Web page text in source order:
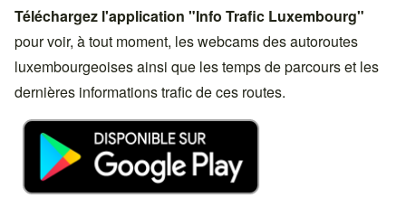
Close search
Téléchargez l'application "Info Trafic Luxembourg"
pour voir, à tout moment, les webcams des autoroutes
luxembourgeoises ainsi que les temps de parcours et les
dernières informations trafic de ces routes.